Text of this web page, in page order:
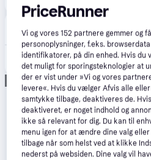
Fri fragt,1 dag
UDSTILLING 14 Galaxy Book6 Pro
Annonce
PriceRunner
Vi og vores152 partnere gemmer og
personoplysninger, f.eks.
identifikatorer, på din enhed. Hvis du
det muligt for sporingsteknologier at
der er vist under »Vi og vores
levere«. Hvis du vælger Afvis alle
samtykke tilbage, deaktiveres de.
deaktiveret, er noget indhold og
ikke så relevant for dig. Du kan til
menu igen for at ændre dine valg
tilbage når som helst ved at klikke
nederst på websiden. Dine valg vil